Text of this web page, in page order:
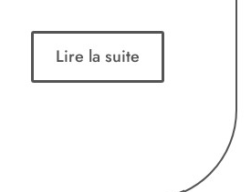
Lire la suite